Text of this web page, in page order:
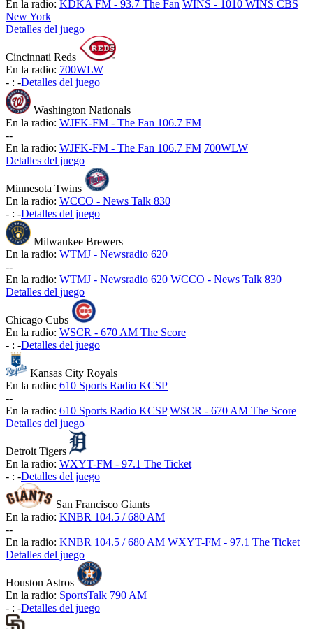
En la radio: KDKA FM - 93.7 The Fan WINS - 1010 WINS CBS
New York
Detalles del juego
Cincinnati Reds
En la radio: 700WLW
- : -Detalles del juego
Washington Nationals
En la radio: WJFK-FM - The Fan 106.7 FM
--
En la radio: WJFK-FM - The Fan 106.7 FM 700WLW
Detalles del juego
Minnesota Twins
En la radio: WCCO - News Talk 830
- : -Detalles del juego
Milwaukee Brewers
En la radio: WTMJ - Newsradio 620
--
En la radio: WTMJ - Newsradio 620 WCCO - News Talk 830
Detalles del juego
Chicago Cubs
En la radio: WSCR - 670 AM The Score
- : -Detalles del juego
Kansas City Royals
En la radio: 610 Sports Radio KCSP
--
En la radio: 610 Sports Radio KCSP WSCR - 670 AM The Score
Detalles del juego
Detroit Tigers
En la radio: WXYT-FM - 97.1 The Ticket
- : -Detalles del juego
San Francisco Giants
En la radio: KNBR 104.5 / 680 AM
--
En la radio: KNBR 104.5 / 680 AM WXYT-FM - 97.1 The Ticket
Detalles del juego
Houston Astros
En la radio: SportsTalk 790 AM
- : -Detalles del juego